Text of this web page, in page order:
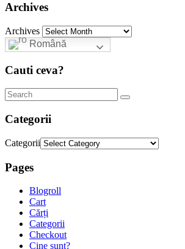
Archives
Archives
Română
Cauti ceva?
Categorii
Categorii
Pages
Blogroll
Cart
Cărți
Categorii
Checkout
Cine sunt?